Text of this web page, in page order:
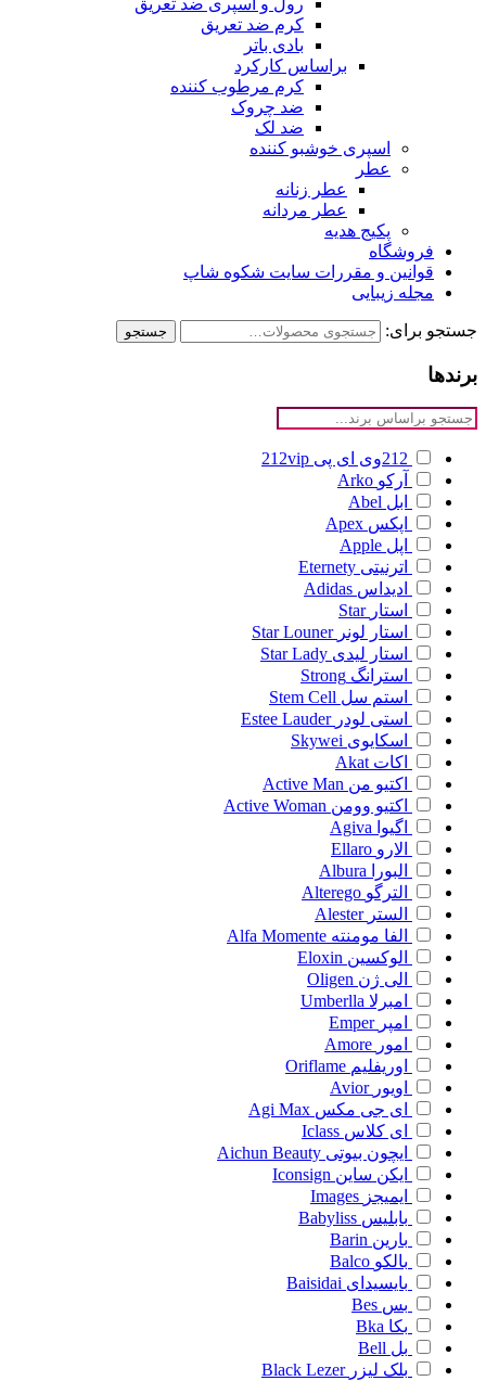
رول و اسپری ضد تعریق
کرم ضد تعریق
بادی باتر
براساس کارکرد
کرم مرطوب کننده
ضد چروک
ضد لک
اسپری خوشبو کننده
عطر
عطر زنانه
عطر مردانه
پکیج هدیه
فروشگاه
قوانین و مقررات سایت شکوه شاپ
مجله زیبایی
جستجو برای: جستجو
برندها
212وی ای پی
212vip
آرکو Arko
ابل Abel
اپکس Apex
اپل Apple
اترنیتی Eternety
ادیداس Adidas
استار Star
استار لونر Star Louner
استار لیدی Star Lady
استرانگ Strong
استم سل Stem Cell
استی لودر Estee Lauder
اسکایوی Skywei
اکات Akat
اکتیو من Active Man
اکتیو وومن Active Woman
اگیوا Agiva
الارو Ellaro
البورا
Albura
الترگو Alterego
الستر Alester
الفا مومنته Alfa Momente
الوکسین Eloxin
الی ژن Oligen
امبرلا Umberlla
امپر Emper
امور Amore
اوریفلیم Oriflame
اویور Avior
ای جی مکس Agi Max
ای کلاس Iclass
ایچون بیوتی Aichun Beauty
ایکن ساین Iconsign
ایمیجز Images
بابلیس Babyliss
بارین Barin
بالکو Balco
بایسیدای Baisidai
بس Bes
بکا Bka
بل Bell
بلک لیزر Black Lezer